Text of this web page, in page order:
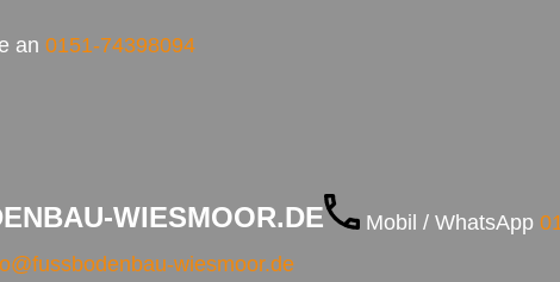
an 0151-74398094
WIESMOOR.DE Mobil / WhatsApp
wiesmoor.de